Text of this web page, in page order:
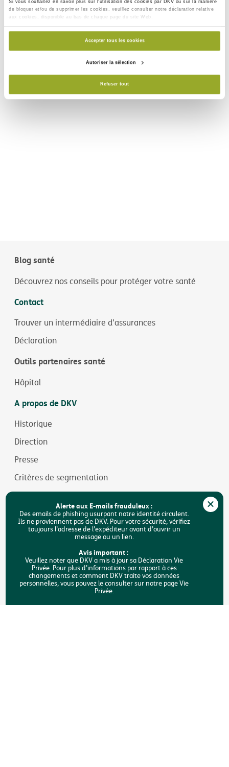
Si vous souhaitez en savoir plus sur l'utilisation des cookies par DKV ou sur la manière
de bloquer et/ou de supprimer les cookies, veuillez consulter notre déclaration relative
aux cookies, disponible au bas de chaque page du site Web.
Accepter tous les cookies
Autoriser la sélection
Refuser tout
Vous êtes sorti de l’hôpital. Et ensuite ?
Il ne vous reste plus qu’à vous soigner!
Blog santé
Découvrez nos conseils pour protéger votre santé
Contact
Trouver un intermédiaire d'assurances
Déclaration
Outils partenaires santé
Hôpital
A propos de DKV
Historique
Direction
Presse
Critères de segmentation
Jobs
Durabilité
Accessibilité
Rechercher
Alerte aux E-mails frauduleux :
Des emails de phishing usurpant notre identité circulent.
Ils ne proviennent pas de DKV. Pour votre sécurité, vérifiez
toujours l’adresse de l’expéditeur avant d’ouvrir un
message ou un lien.
Avis important :
Veuillez noter que DKV a mis à jour sa Déclaration Vie
Privée. Pour plus d’informations par rapport à ces
changements et comment DKV traite vos données
personnelles, vous pouvez le consulter sur notre page Vie
Privée.